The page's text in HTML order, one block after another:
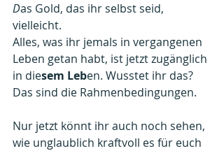
Das Gold, das ihr selbst seid,
vielleicht.
Alles, was ihr jemals in vergangenen
Leben getan habt, ist jetzt zugänglich
in diesem Leben. Wusstet ihr das?
Das sind die Rahmenbedingungen.
Nur jetzt könnt ihr auch noch sehen,
wie unglaublich kraftvoll es für euch